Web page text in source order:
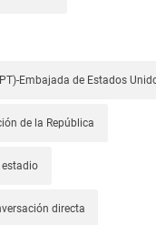
Embajada de Estados
de la República
directa